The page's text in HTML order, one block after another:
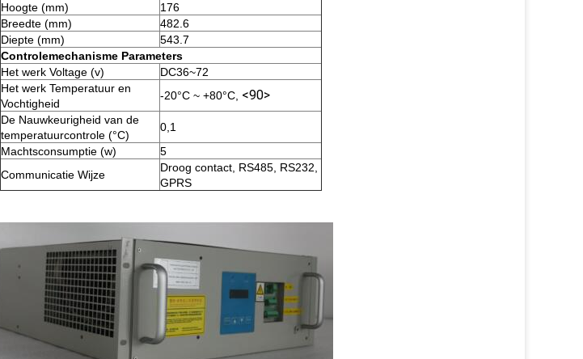
Hoogte (mm)
176
Breedte (mm)
482.6
Diepte (mm)
543.7
Controlemechanisme Parameters
Het werk Voltage (v)
DC36~72
Het werk Temperatuur en
Vochtigheid
-20°C ~ +80°C, <90>
De Nauwkeurigheid van de
temperatuurcontrole (°C)
0,1
Machtsconsumptie (w)
5
Communicatie Wijze
Droog contact, RS485, RS232,
GPRS